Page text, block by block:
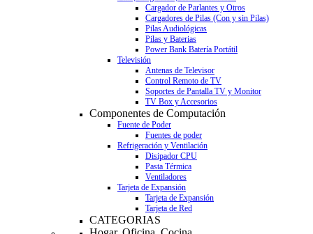
Cargador de Parlantes y Otros
Cargadores de Pilas (Con y sin Pilas)
Pilas Audiológicas
Pilas y Baterias
Power Bank Batería Portátil
Televisión
Antenas de Televisor
Control Remoto de TV
Soportes de Pantalla TV y Monitor
TV Box y Accesorios
Componentes de Computación
Fuente de Poder
Fuentes de poder
Refrigeración y Ventilación
Disipador CPU
Pasta Térmica
Ventiladores
Tarjeta de Expansión
Tarjeta de Expansión
Tarjeta de Red
CATEGORIAS